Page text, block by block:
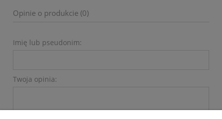
Opinie o produkcie (0)
Imię lub pseudonim:
Twoja opinia: